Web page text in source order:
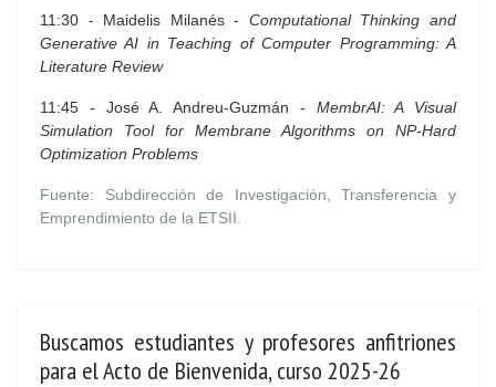
11:30 - Maidelis Milanés - Computational Thinking and
Generative AI in Teaching of Computer Programming: A
Literature Review
11:45 - José A. Andreu-Guzmán - MembrAI: A Visual
Simulation Tool for Membrane Algorithms on NP-Hard
Optimization Problems
Fuente: Subdirección de Investigación, Transferencia y
Emprendimiento de la ETSII.
Buscamos estudiantes y profesores anfitriones
para el Acto de Bienvenida, curso 2025-26